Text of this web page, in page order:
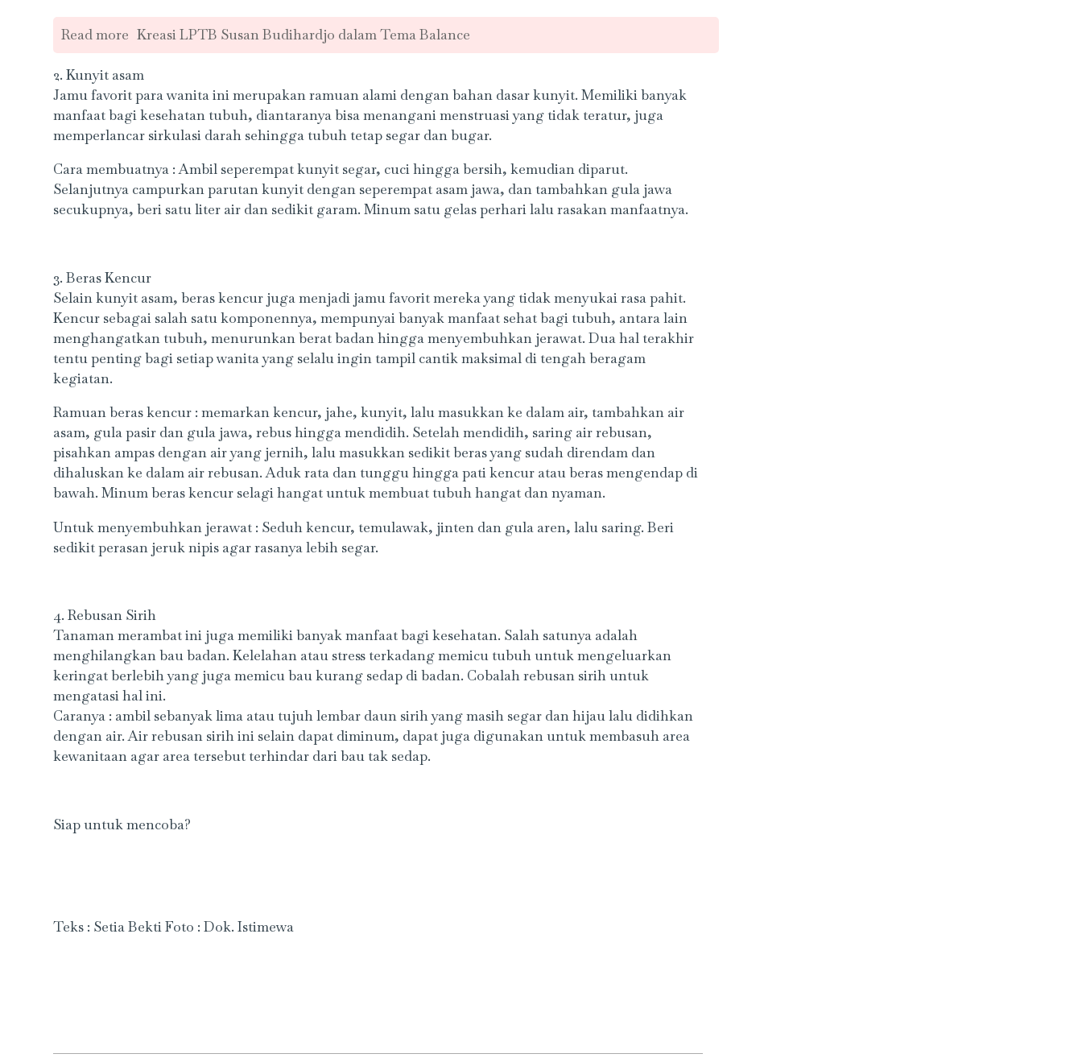
Read more Kreasi LPTB Susan Budihardjo dalam Tema Balance
2. Kunyit asam
Jamu favorit para wanita ini merupakan ramuan alami dengan bahan dasar kunyit. Memiliki banyak
manfaat bagi kesehatan tubuh, diantaranya bisa menangani menstruasi yang tidak teratur, juga
memperlancar sirkulasi darah sehingga tubuh tetap segar dan bugar.
Cara membuatnya : Ambil seperempat kunyit segar, cuci hingga bersih, kemudian diparut.
Selanjutnya campurkan parutan kunyit dengan seperempat asam jawa, dan tambahkan gula jawa
secukupnya, beri satu liter air dan sedikit garam. Minum satu gelas perhari lalu rasakan manfaatnya.
3. Beras Kencur
Selain kunyit asam, beras kencur juga menjadi jamu favorit mereka yang tidak menyukai rasa pahit.
Kencur sebagai salah satu komponennya, mempunyai banyak manfaat sehat bagi tubuh, antara lain
menghangatkan tubuh, menurunkan berat badan hingga menyembuhkan jerawat. Dua hal terakhir
tentu penting bagi setiap wanita yang selalu ingin tampil cantik maksimal di tengah beragam
kegiatan.
Ramuan beras kencur : memarkan kencur, jahe, kunyit, lalu masukkan ke dalam air, tambahkan air
asam, gula pasir dan gula jawa, rebus hingga mendidih. Setelah mendidih, saring air rebusan,
pisahkan ampas dengan air yang jernih, lalu masukkan sedikit beras yang sudah direndam dan
dihaluskan ke dalam air rebusan. Aduk rata dan tunggu hingga pati kencur atau beras mengendap di
bawah. Minum beras kencur selagi hangat untuk membuat tubuh hangat dan nyaman.
Untuk menyembuhkan jerawat : Seduh kencur, temulawak, jinten dan gula aren, lalu saring. Beri
sedikit perasan jeruk nipis agar rasanya lebih segar.
4. Rebusan Sirih
Tanaman merambat ini juga memiliki banyak manfaat bagi kesehatan. Salah satunya adalah
menghilangkan bau badan. Kelelahan atau stress terkadang memicu tubuh untuk mengeluarkan
keringat berlebih yang juga memicu bau kurang sedap di badan. Cobalah rebusan sirih untuk
mengatasi hal ini.
Caranya : ambil sebanyak lima atau tujuh lembar daun sirih yang masih segar dan hijau lalu didihkan
dengan air. Air rebusan sirih ini selain dapat diminum, dapat juga digunakan untuk membasuh area
kewanitaan agar area tersebut terhindar dari bau tak sedap.
Siap untuk mencoba?
Teks : Setia Bekti Foto : Dok. Istimewa